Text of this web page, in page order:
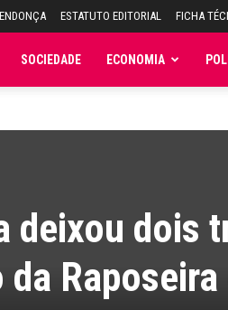
ESTATUTO EDITORIAL FICHA
SOCIEDADE ECONOMIA
deixou dois